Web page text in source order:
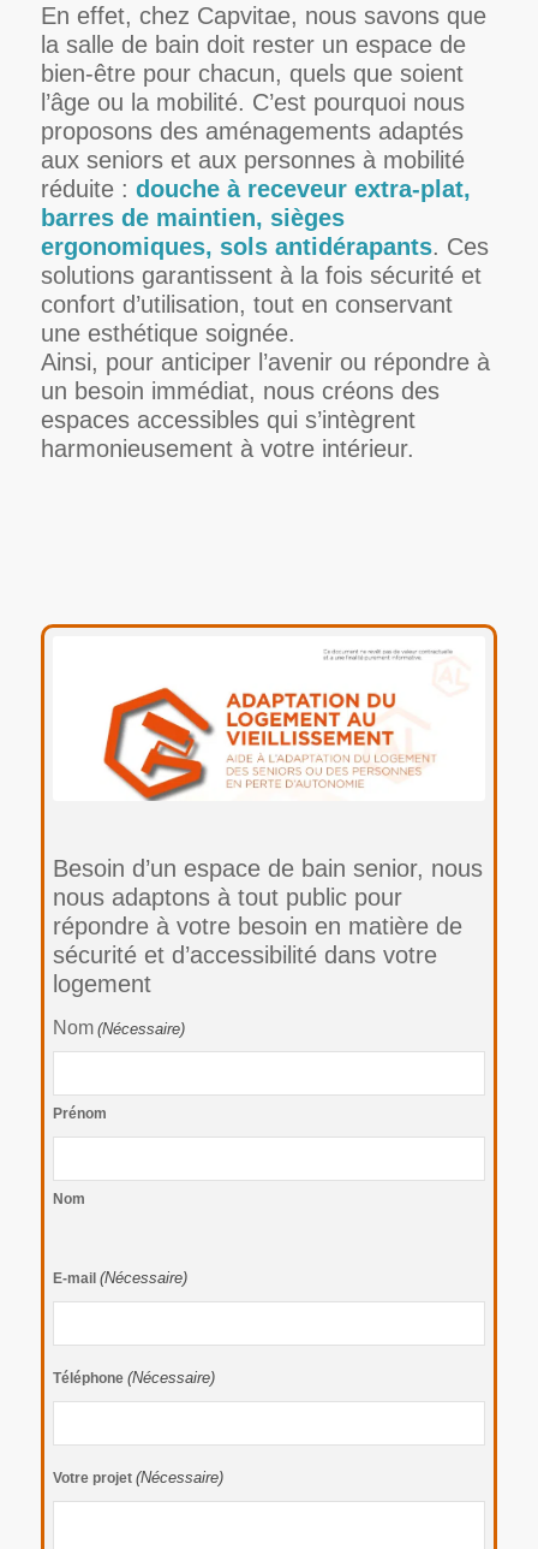
En effet, chez Capvitae, nous savons que
la salle de bain doit rester un espace de
bien-être pour chacun, quels que soient
l’âge ou la mobilité. C’est pourquoi nous
proposons des aménagements adaptés
aux seniors et aux personnes à mobilité
réduite : douche à receveur extra-plat,
barres de maintien, sièges
ergonomiques, sols antidérapants. Ces
solutions garantissent à la fois sécurité et
confort d’utilisation, tout en conservant
une esthétique soignée.
Ainsi, pour anticiper l’avenir ou répondre à
un besoin immédiat, nous créons des
espaces accessibles qui s’intègrent
harmonieusement à votre intérieur.
Besoin d’un espace de bain senior, nous
nous adaptons à tout public pour
répondre à votre besoin en matière de
sécurité et d’accessibilité dans votre
logement
Nom (Nécessaire)
Prénom
Nom
E-mail (Nécessaire)
Téléphone (Nécessaire)
Votre projet (Nécessaire)